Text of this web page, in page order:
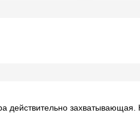
действительно захватывающая.